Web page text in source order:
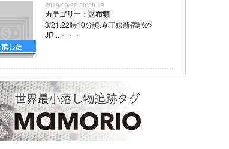
2019/03/22 00:38:19
カテゴリー：財布類
3/21.22時10分頃.京王線新宿駅の
JR... ・・・